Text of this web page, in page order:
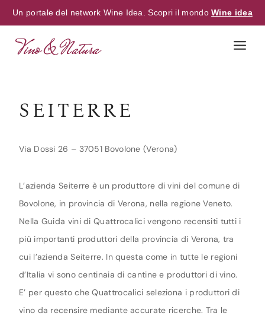
Un portale del network Wine Idea. Scopri il mondoWine idea
SEITERRE
Via Dossi 26 – 37051 Bovolone (Verona)
L’azienda Seiterre è un produttore di vini del comune di
Bovolone, in provincia di Verona, nella regione Veneto.
Nella Guida vini di Quattrocalici vengono recensiti tutti i
più importanti produttori della provincia di Verona, tra
cui l’azienda Seiterre. In questa come in tutte le regioni
d’Italia vi sono centinaia di cantine e produttori di vino.
E’ per questo che Quattrocalici seleziona i produttori di
vino da recensire mediante accurate ricerche. Tra le